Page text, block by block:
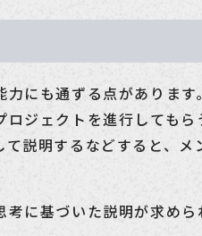
にも通ずる点がありま
ジェクトを進行しても
説明するなどすると、
に基づいた説明が求めら